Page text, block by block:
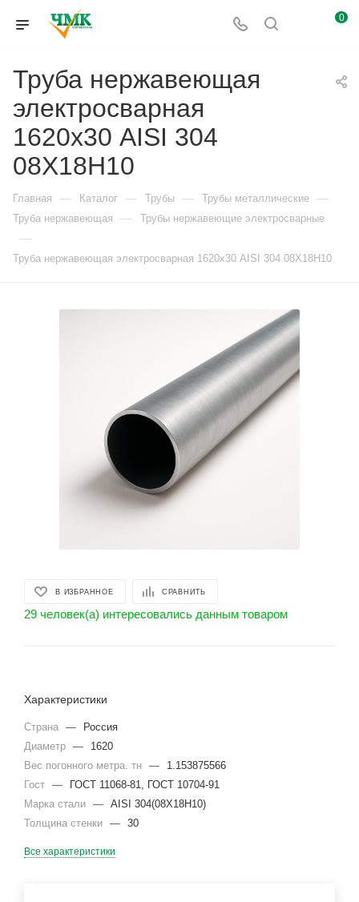
0
Труба нержавеющая
электросварная
1620х30 AISI 304
08Х18Н10
Главная — Каталог — Трубы — Трубы металлические —
Труба нержавеющая — Трубы нержавеющие электросварные
—
Труба нержавеющая электросварная 1620х30 AISI 304 08Х18Н10
В ИЗБРАННОЕ СРАВНИТЬ
29 человек(а) интересовались данным товаром
Характеристики
Страна —
Россия
Диаметр —
1620
Вес погонного метра. тн —
1.153875566
Гост —
ГОСТ 11068-81, ГОСТ 10704-91
Марка стали — AISI 304(08Х18Н10)
Толщина стенки — 30
Все характеристики